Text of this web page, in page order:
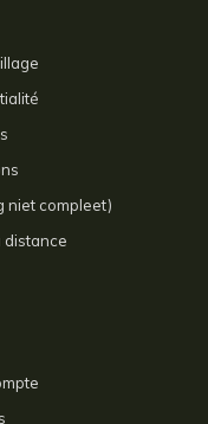
niet compleet)
distance